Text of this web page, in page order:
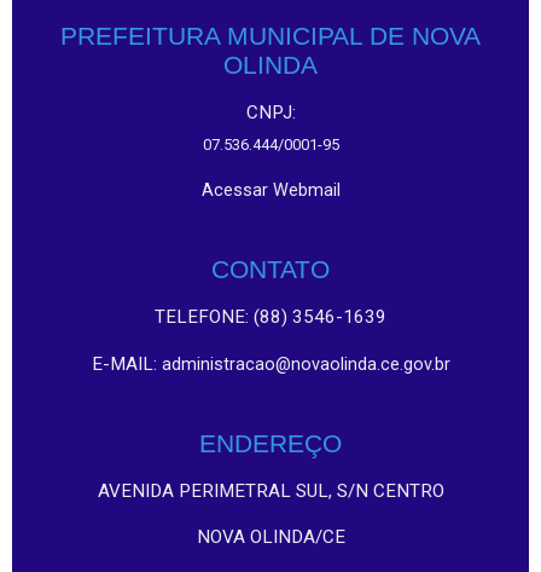
PREFEITURA MUNICIPAL DE NOVA
OLINDA
CNPJ:
07.536.444/0001-95
Acessar Webmail
CONTATO
TELEFONE: (88) 3546-1639
E-MAIL: administracao@novaolinda.ce.gov.br
ENDEREÇO
AVENIDA PERIMETRAL SUL, S/N CENTRO
NOVA OLINDA/CE